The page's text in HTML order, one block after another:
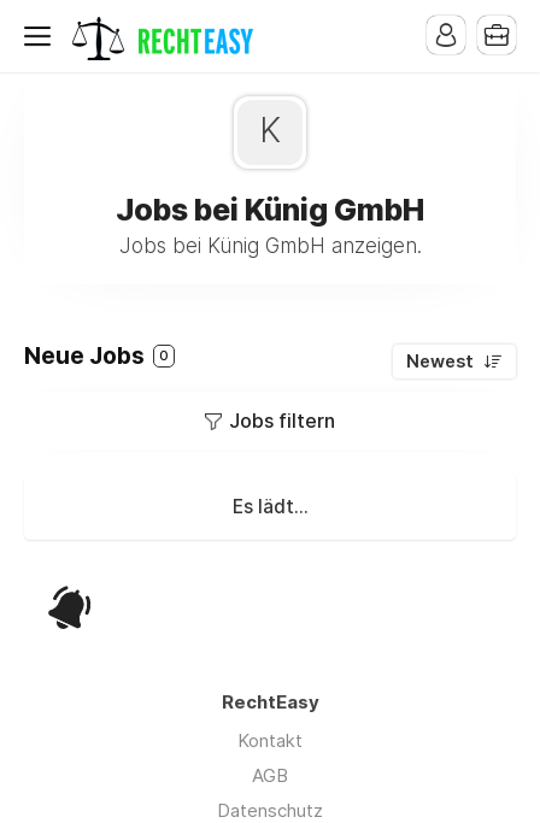
K
Jobs bei Künig GmbH
Jobs bei Künig GmbH anzeigen.
Neue Jobs 0 Newest
Jobs filtern
Es lädt...
RechtEasy
Kontakt
AGB
Datenschutz